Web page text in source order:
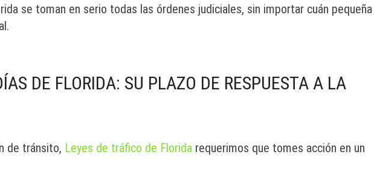
se toman en serio todas las órdenes judiciales, sin importar cuán pequeña
DE FLORIDA: SU PLAZO DE RESPUESTA A LA
de tránsito, Leyes de tráfico de Florida requerimos que tomes acción en un